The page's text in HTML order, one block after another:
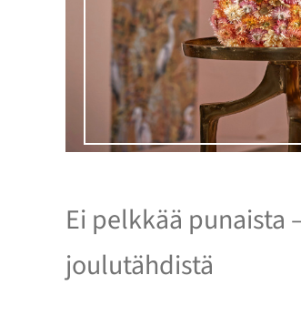
Ei pelkkää punaista
joulutähdistä